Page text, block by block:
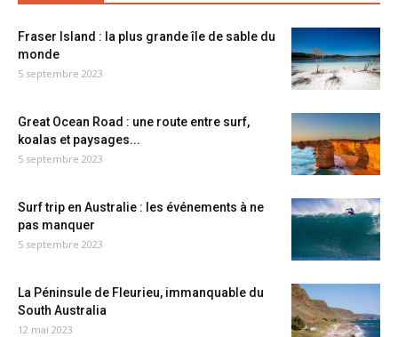
Fraser Island : la plus grande île de sable du
monde
5 septembre 2023
Great Ocean Road : une route entre surf,
koalas et paysages...
5 septembre 2023
Surf trip en Australie : les événements à ne
pas manquer
5 septembre 2023
La Péninsule de Fleurieu, immanquable du
South Australia
12 mai 2023